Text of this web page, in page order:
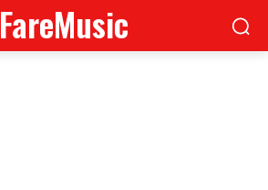
FareMusic